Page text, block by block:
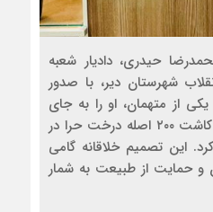
حیدری، دادیار شعبه
شهرستان دیر، با صدور
از متهمان، او را به جای
تحمل مجازات، موظف به کاشت ۲۰۰ اصله درخت حرا در
این تصمیم خلاقانه گامی
و حمایت از طبیعت به شمار